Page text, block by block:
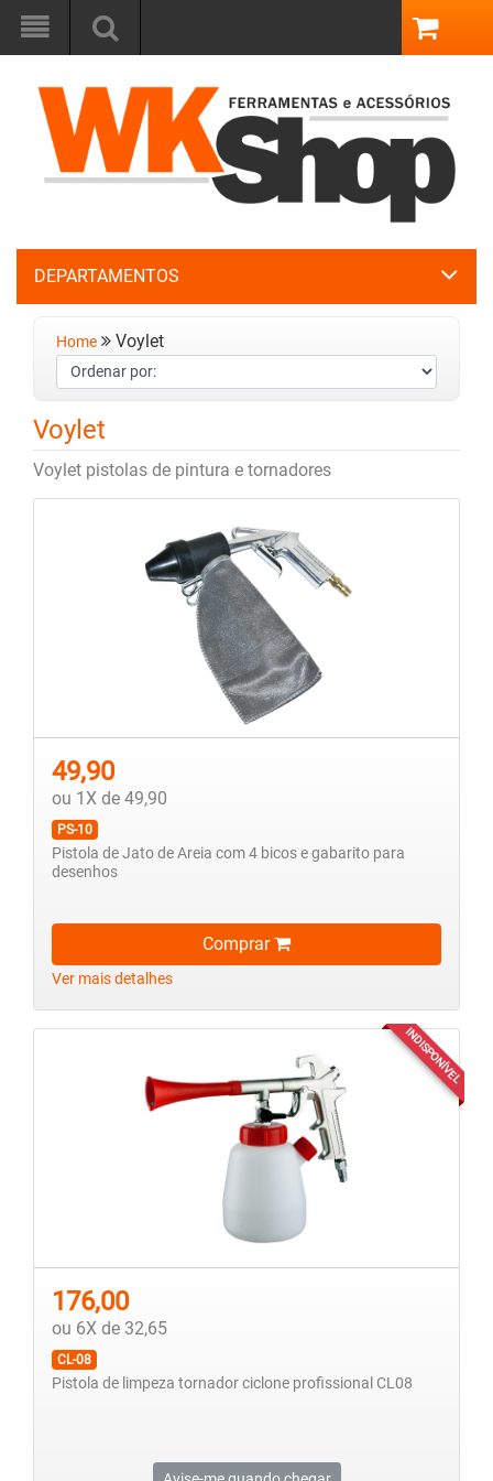
DEPARTAMENTOS
Home Voylet
Voylet
Voylet pistolas de pintura e tornadores
49,90
ou 1X de 49,90
PS-10
Pistola de Jato de Areia com 4 bicos e gabarito para
desenhos
Comprar
Ver mais detalhes
INDISPONÍVEL
176,00
ou 6X de 32,65
CL-08
Pistola de limpeza tornador ciclone profissional CL08